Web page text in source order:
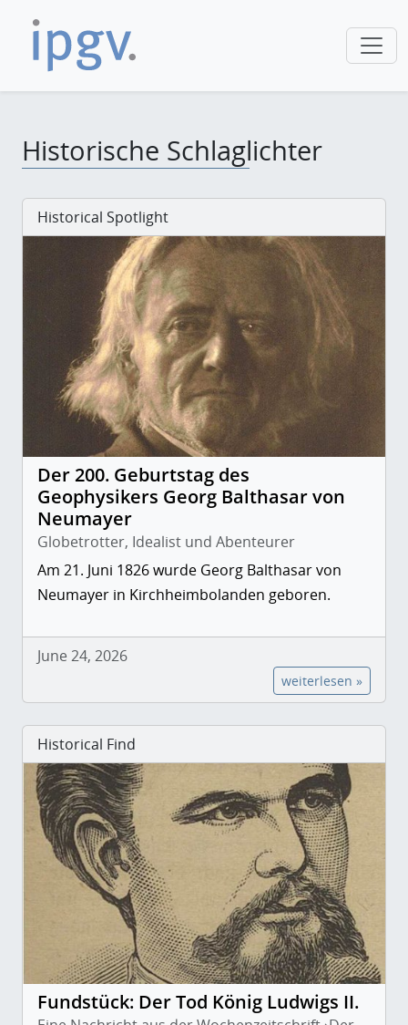
Historische Schlaglichter
Historical Spotlight
Der 200. Geburtstag des
Geophysikers Georg Balthasar von
Neumayer
Globetrotter, Idealist und Abenteurer
Am 21. Juni 1826 wurde Georg Balthasar von
Neumayer in Kirchheimbolanden geboren.
June 24, 2026
weiterlesen »
Historical Find
Fundstück: Der Tod König Ludwigs II.